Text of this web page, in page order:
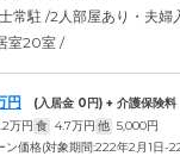
常駐 /2人部屋あり・夫婦
室20室/
円 (入居金 0円) + 介護保険料
万円 食 4.7万円 他 5,000円
ン価格(対象期間:222年2月1日-